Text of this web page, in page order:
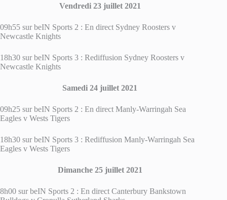
Vendredi 23 juillet 2021
09h55 sur beIN Sports 2 : En direct Sydney Roosters v
Newcastle Knights
18h30 sur beIN Sports 3 : Rediffusion Sydney Roosters v
Newcastle Knights
Samedi 24 juillet 2021
09h25 sur beIN Sports 2 : En direct Manly-Warringah Sea
Eagles v Wests Tigers
18h30 sur beIN Sports 3 : Rediffusion Manly-Warringah Sea
Eagles v Wests Tigers
Dimanche 25 juillet 2021
8h00 sur beIN Sports 2 : En direct Canterbury Bankstown